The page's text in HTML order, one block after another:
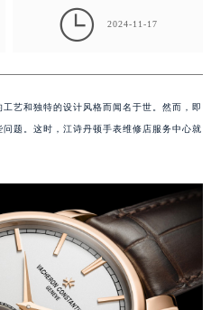
 2024-11-17
艺和独特的设计风格而闻名于世。然而，即
题。这时，江诗丹顿手表维修店服务中心就